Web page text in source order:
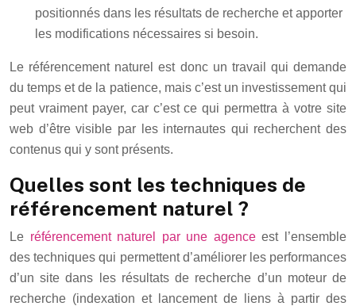
positionnés dans les résultats de recherche et apporter
les modifications nécessaires si besoin.
Le référencement naturel est donc un travail qui demande
du temps et de la patience, mais c’est un investissement qui
peut vraiment payer, car c’est ce qui permettra à votre site
web d’être visible par les internautes qui recherchent des
contenus qui y sont présents.
Quelles sont les techniques de
référencement naturel ?
Le référencement naturel par une agenceest l’ensemble
des techniques qui permettent d’améliorer les performances
d’un site dans les résultats de recherche d’un moteur de
recherche (indexation et lancement de liens à partir des